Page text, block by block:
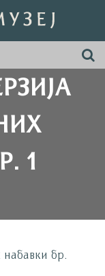
1
набавки бр.